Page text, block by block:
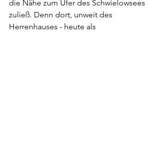
die Nähe zum Ufer des Schwielowsees
zuließ. Denn dort, unweit des
Herrenhauses - heute als